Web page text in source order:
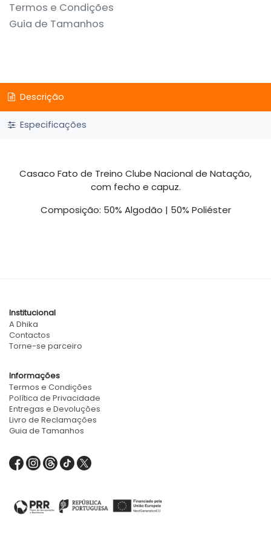
Termos e Condições
Guia de Tamanhos
Descrição
Especificações
Casaco Fato de Treino Clube Nacional de Natação,
com fecho e capuz.
Composição: 50% Algodão | 50% Poliéster
Institucional
A Dhika
Contactos
Torne-se parceiro
Informações
Termos e Condições
Política de Privacidade
Entregas e Devoluções
Livro de Reclamações
Guia de Tamanhos